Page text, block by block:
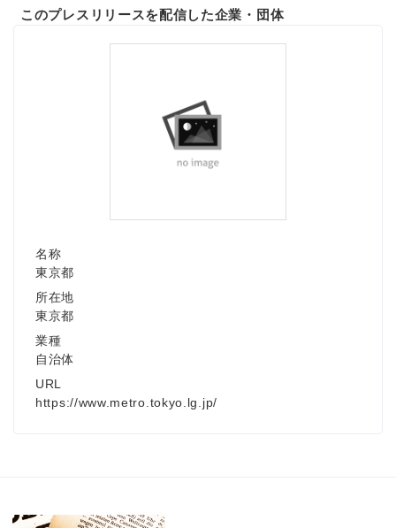
このプレスリリースを配信した企業・団体
名称
東京都
所在地
東京都
業種
自治体
URL
https://www.metro.tokyo.lg.jp/